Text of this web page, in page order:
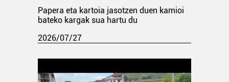
Papera eta kartoia jasotzen duen kamioi
bateko kargak sua hartu du
2026/07/27